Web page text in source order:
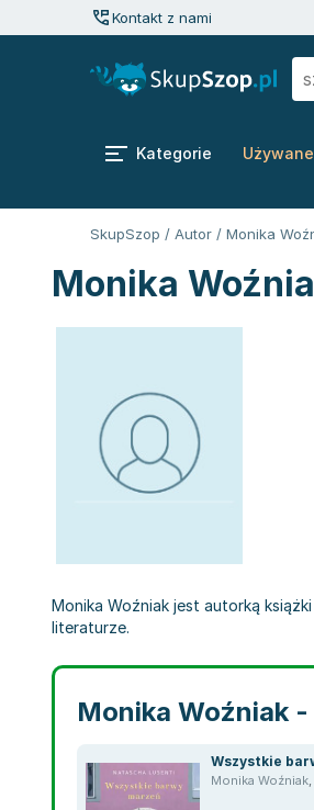
Kontakt z nami
Kategorie Używane
SkupSzop / Autor / Monika
Monika
Monika Woźniak jest autorką
literaturze.
Monika Woźniak -
Wszystkie
Monika Woźniak,